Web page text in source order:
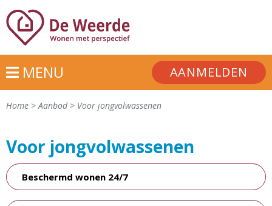
MENU AANMELDEN
Home > Aanbod> Voor jongvolwassenen
Voor jongvolwassenen
Beschermd wonen 24/7